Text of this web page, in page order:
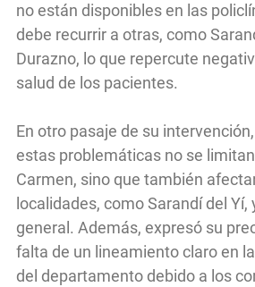
no están disponibles en las
debe recurrir a otras, como
Durazno, lo que repercute
salud de los pacientes.
En otro pasaje de su
estas problemáticas no se
Carmen, sino que también
localidades, como Sarandí del Yí,
general. Además, expresó su
falta de un lineamiento claro en
del departamento debido a los